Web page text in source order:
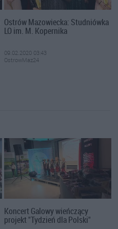
Ostrów Mazowiecka: Studniówka
LO im. M. Kopernika
09.02.2020 03:43
OstrowMaz24
Koncert Galowy wieńczący
projekt "Tydzień dla Polski"